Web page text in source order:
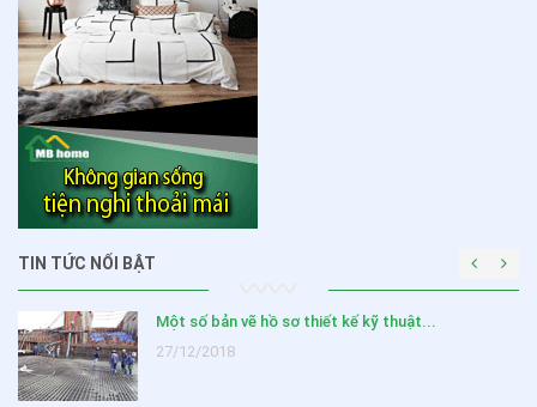
TIN TỨC NỔI BẬT
Một số bản vẽ hồ sơ thiết kế kỹ thuật...
27/12/2018